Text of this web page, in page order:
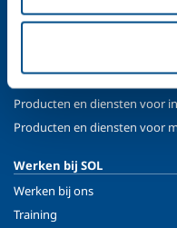
Medische distributiesystemen
Producten en diensten
Producten en diensten voor
Producten en diensten voor
Werken bij SOL
Werken bij ons
Training